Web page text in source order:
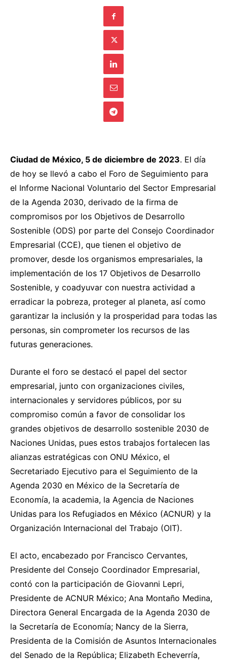
Ciudad de México, 5 de diciembre de 2023. El día
de hoy se llevó a cabo el Foro de Seguimiento para
el Informe Nacional Voluntario del Sector Empresarial
de la Agenda 2030, derivado de la firma de
compromisos por los Objetivos de Desarrollo
Sostenible (ODS) por parte del Consejo Coordinador
Empresarial (CCE), que tienen el objetivo de
promover, desde los organismos empresariales, la
implementación de los 17 Objetivos de Desarrollo
Sostenible, y coadyuvar con nuestra actividad a
erradicar la pobreza, proteger al planeta, así como
garantizar la inclusión y la prosperidad para todas las
personas, sin comprometer los recursos de las
futuras generaciones.
Durante el foro se destacó el papel del sector
empresarial, junto con organizaciones civiles,
internacionales y servidores públicos, por su
compromiso común a favor de consolidar los
grandes objetivos de desarrollo sostenible 2030 de
Naciones Unidas, pues estos trabajos fortalecen las
alianzas estratégicas con ONU México, el
Secretariado Ejecutivo para el Seguimiento de la
Agenda 2030 en México de la Secretaría de
Economía, la academia, la Agencia de Naciones
Unidas para los Refugiados en México (ACNUR) y la
Organización Internacional del Trabajo (OIT).
El acto, encabezado por Francisco Cervantes,
Presidente del Consejo Coordinador Empresarial,
contó con la participación de Giovanni Lepri,
Presidente de ACNUR México; Ana Montaño Medina,
Directora General Encargada de la Agenda 2030 de
la Secretaría de Economía; Nancy de la Sierra,
Presidenta de la Comisión de Asuntos Internacionales
del Senado de la República; Elizabeth Echeverría,